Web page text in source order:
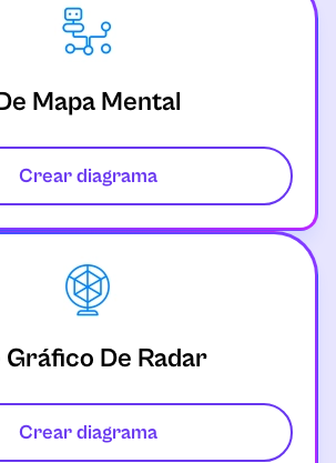
Mapa Mental
Crear diagrama
Gráfico De Radar
Crear diagrama